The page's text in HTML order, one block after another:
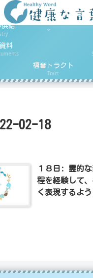
パン
供給
料
福音トラクト
Tract
02-18
１８日: 霊的
程を経験して
く表現するよ